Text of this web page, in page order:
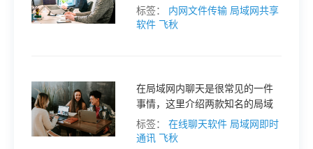
工具来方便地进行文件传输和消
息沟通。其中，内网通、飞秋和
标签： 内网文件传输 局域网共享
软件
飞秋
在局域网内聊天是很常见的一件
事情，这里介绍两款知名的局域
网聊天软件——飞秋和内网通，
并对它们的基本功能进行对比，
标签： 在线聊天软件 局域网即时
通讯
飞秋